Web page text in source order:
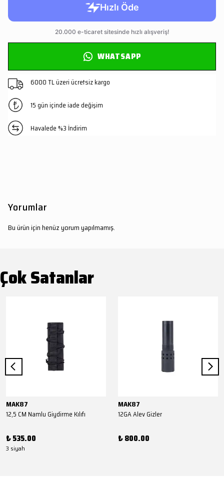
WHATSAPP
6000 TL üzeri ücretsiz kargo
15 gün içinde iade değişim
Havalede %3 İndirim
Yorumlar
Bu ürün için henüz yorum yapılmamış.
Çok Satanlar
MAK87
12,5 CM Namlu Giydirme Kılıfı
₺ 535.00
3 siyah
MAK87
12GA Alev Gizler
₺ 800.00